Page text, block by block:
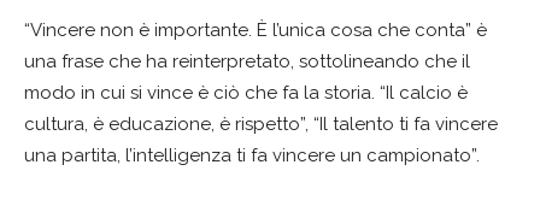
“Vincere non è importante. È l’unica cosa che conta” è
una frase che ha reinterpretato, sottolineando che il
modo in cui si vince è ciò che fa la storia. “Il calcio è
cultura, è educazione, è rispetto”, “Il talento ti fa vincere
una partita, l’intelligenza ti fa vincere un campionato”.